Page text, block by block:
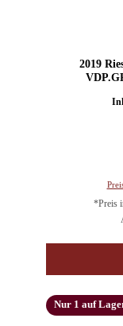
2019
*Preis
Nur 1 auf